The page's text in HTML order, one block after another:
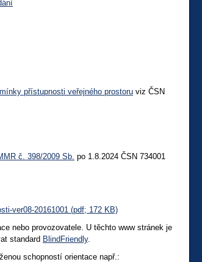
přístupnosti veřejného prostoru viz ČSN
č. 398/2009 Sb. po 1.8.2024 ČSN 734001
ver08-20161001 (pdf; 172 KB)
nebo provozovatele. U těchto www stránek je
standard BlindFriendly.
schopností orientace např.: